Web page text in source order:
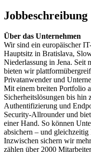
Jobbeschreibung
Über das Unternehmen
Wir sind ein europäischer
Hauptsitz in Bratislava,
Niederlassung in Jena. Seit
bieten wir
Privatanwender und
Mit einem breiten Portfolio
Sicherheitslösungen bis hin
Authentifizierung und
Security-Allrounder und
einer Hand. So können
absichern – und
Inzwischen sichern wir
zählen über 2000